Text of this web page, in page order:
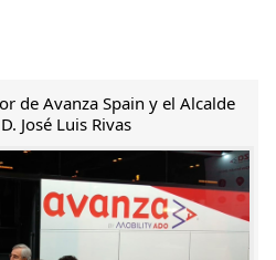
de Avanza Spain y el Alcalde
José Luis Rivas